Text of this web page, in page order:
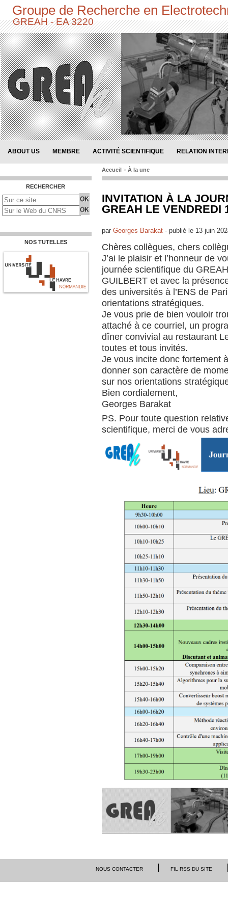
Groupe de Recherche en
GREAH - EA 3220
ABOUT US MEMBRE ACTIVITÉ SCIENTIFIQUE RELATION
RECHERCHER
NOS TUTELLES
Accueil > À la une
INVITATION À LA
GREAH LE VENDREDI
par Georges Barakat - publié le 13 juin
Chères collègues, chers
J’ai le plaisir et l’honneur de
journée scientifique du
GUILBERT et avec la
des universités à l’ENS de
orientations stratégiques.
Je vous prie de bien vouloir
attaché à ce courriel, un
dîner convivial au restaurant
toutes et tous invités.
Je vous incite donc fortement
donner son caractère de
sur nos orientations
Bien cordialement,
Georges Barakat
PS. Pour toute question
scientifique, merci de vous
NOUS CONTACTER FIL RSS DU SITE